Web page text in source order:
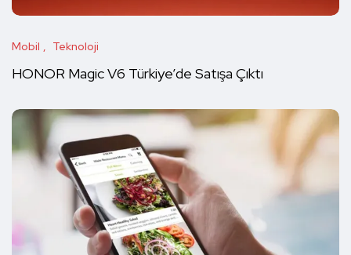
Mobil Teknoloji
HONOR Magic V6 Türkiye’de Satışa Çıktı